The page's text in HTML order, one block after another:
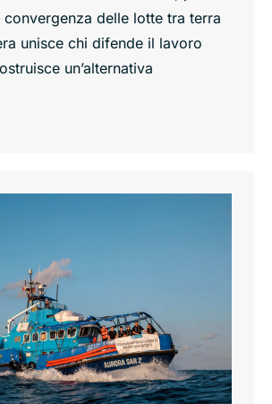
delle lotte tra terra
unisce chi difende il lavoro
un’alternativa